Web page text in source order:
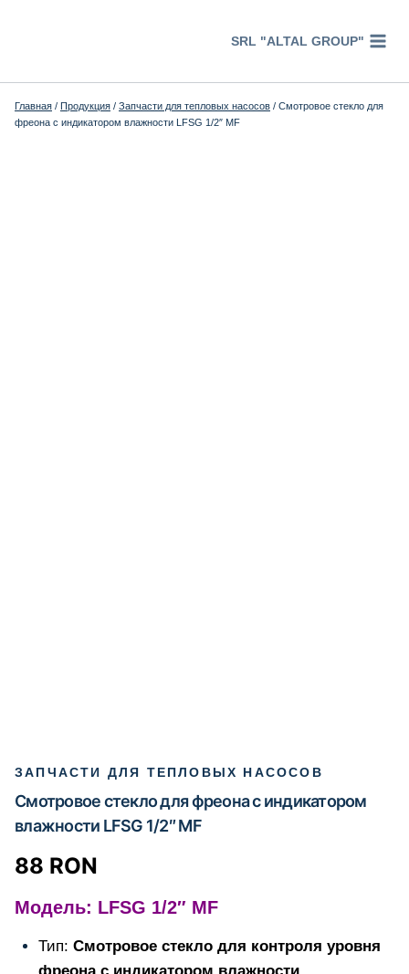
SRL "ALTAL GROUP"
Главная / Продукция / Запчасти для тепловых насосов / Смотровое стекло для
фреона с индикатором влажности LFSG 1/2″ MF
ЗАПЧАСТИ ДЛЯ ТЕПЛОВЫХ НАСОСОВ
Смотровое стекло для фреона с индикатором
влажности LFSG 1/2″ MF
88 RON
Модель: LFSG 1/2″ MF
Тип: Смотровое стекло для контроля уровня
фреона с индикатором влажности